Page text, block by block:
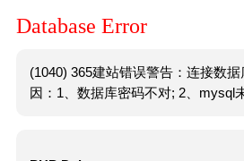
Database Error
(1040) 365建站错误警告：连接数
因：1、数据库密码不对; 2、mysql